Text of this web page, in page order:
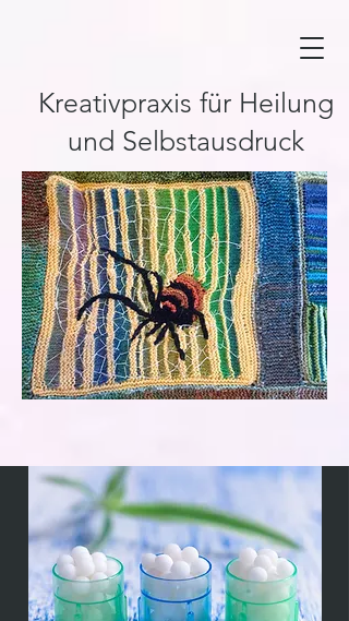
Kreativpraxis für Heilung
und Selbstausdruck